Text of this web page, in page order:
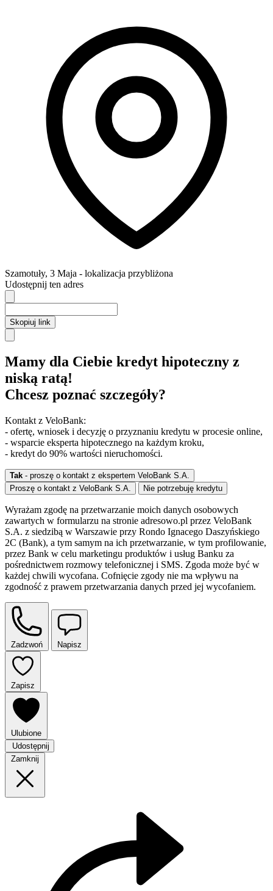
Szamotuły, 3 Maja - lokalizacja przybliżona
Udostępnij ten adres
Skopiuj link
Mamy dla Ciebie kredyt hipoteczny z
niską ratą!
Chcesz poznać szczegóły?
Kontakt z VeloBank:
- ofertę, wniosek i decyzję o przyznaniu kredytu w procesie online,
- wsparcie eksperta hipotecznego na każdym kroku,
- kredyt do 90% wartości nieruchomości.
Tak - proszę o kontakt z ekspertem VeloBank S.A.
Proszę o kontakt z VeloBank S.A.
Nie potrzebuję kredytu
Wyrażam zgodę na przetwarzanie moich danych osobowych
zawartych w formularzu na stronie adresowo.pl przez VeloBank
S.A. z siedzibą w Warszawie przy Rondo Ignacego Daszyńskiego
2C (Bank), a tym samym na ich przetwarzanie, w tym profilowanie,
przez Bank w celu marketingu produktów i usług Banku za
pośrednictwem rozmowy telefonicznej i SMS. Zgoda może być w
każdej chwili wycofana. Cofnięcie zgody nie ma wpływu na
zgodność z prawem przetwarzania danych przed jej wycofaniem.
Zadzwoń Napisz
Zapisz
Ulubione
Udostępnij
Zamknij